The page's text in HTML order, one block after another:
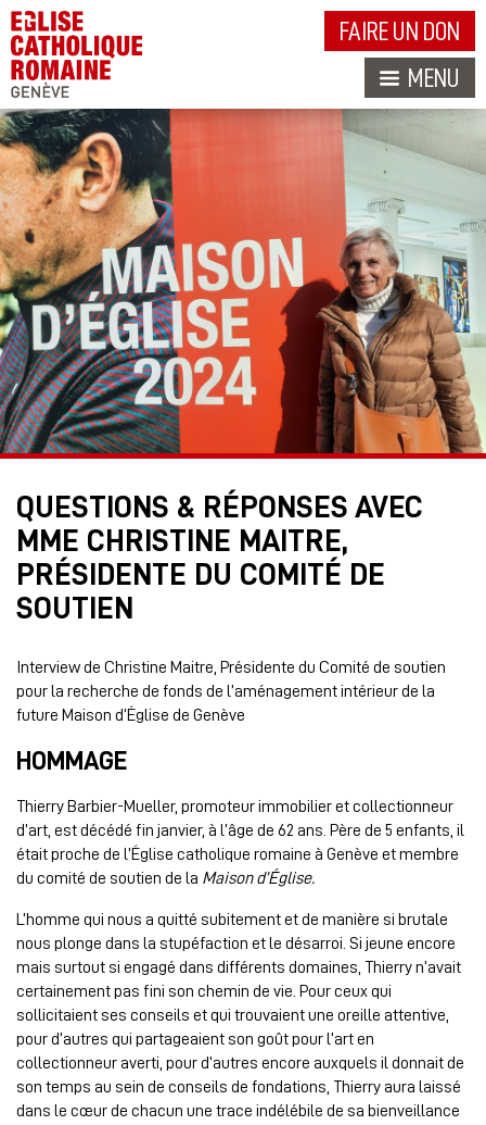
FAIRE UN DON
MENU
QUESTIONS & RÉPONSES AVEC
MME CHRISTINE MAITRE,
PRÉSIDENTE DU COMITÉ DE
SOUTIEN
Interview de Christine Maitre, Présidente du Comité de soutien
pour la recherche de fonds de l’aménagement intérieur de la
future Maison d’Église de Genève
HOMMAGE
Thierry Barbier-Mueller, promoteur immobilier et collectionneur
d’art, est décédé fin janvier, à l’âge de 62 ans. Père de 5 enfants, il
était proche de l’Église catholique romaine à Genève et membre
du comité de soutien de la Maison d’Église.
L’homme qui nous a quitté subitement et de manière si brutale
nous plonge dans la stupéfaction et le désarroi. Si jeune encore
mais surtout si engagé dans différents domaines, Thierry n’avait
certainement pas fini son chemin de vie. Pour ceux qui
sollicitaient ses conseils et qui trouvaient une oreille attentive,
pour d’autres qui partageaient son goût pour l’art en
collectionneur averti, pour d’autres encore auxquels il donnait de
son temps au sein de conseils de fondations, Thierry aura laissé
dans le cœur de chacun une trace indélébile de sa bienveillance